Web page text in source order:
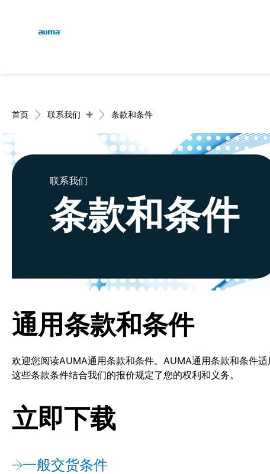
欧洲
亚太地区
北美
首页 联系我们 + 条款和条件
联系我们
条款和条件
通用条款和条件
欢迎您阅读AUMA通用条款和条件。AUMA通用条款和条件
这些条款条件结合我们的报价规定了您的权利和义务。
立即下载
一般交货条件